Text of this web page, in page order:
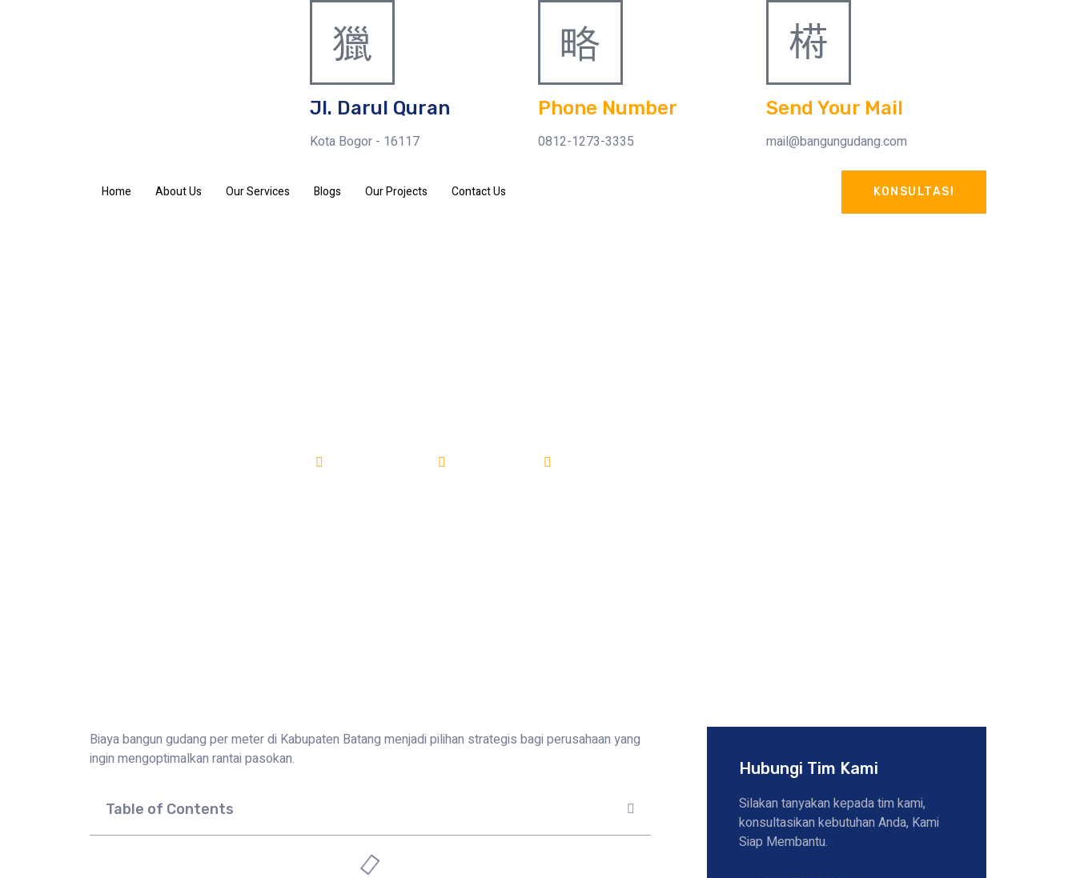
Jl. Darul Quran
Kota Bogor - 16117
Phone Number
0812-1273-3335
Send Your Mail
mail@bangungudang.com
Home About Us Our Services Blogs Our Projects Contact Us KONSULTASI
Biaya bangun gudang per meter di Kabupaten Batang menjadi pilihan strategis bagi perusahaan yang
ingin mengoptimalkan rantai pasokan.
Table of Contents
Hubungi Tim Kami
Silakan tanyakan kepada tim kami,
konsultasikan kebutuhan Anda, Kami
Siap Membantu.